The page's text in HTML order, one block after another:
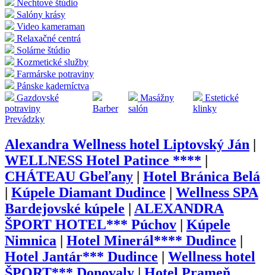
Nechtové štúdio
Salóny krásy
Video kameraman
Relaxačné centrá
Solárne štúdio
Kozmetické služby
Farmárske potraviny
Pánske kaderníctva
Gazdovské
potraviny
Barber
Masážny
salón
Estetické
klinky
Prevádzky
Alexandra Wellness hotel Liptovský Ján
WELLNESS Hotel Patince ****
CHÁTEAU Gbeľany
Hotel Bránica Belá
Kúpele Diamant Dudince
Wellness SPA
Bardejovské kúpele
ALEXANDRA
ŠPORT HOTEL*** Púchov
Kúpele
Nimnica
Hotel Minerál**** Dudince
Hotel Jantár*** Dudince
Wellness hotel